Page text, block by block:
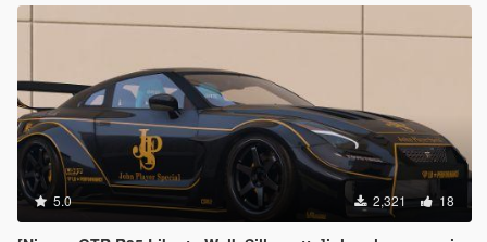
5.0 2,321 18